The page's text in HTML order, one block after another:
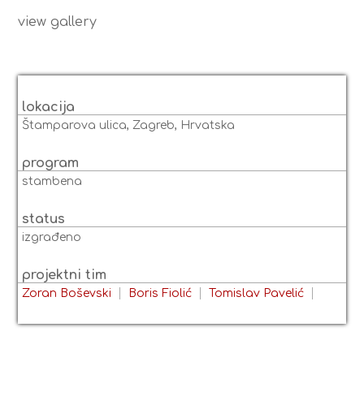
view gallery
lokacija
Štamparova ulica, Zagreb, Hrvatska
program
stambena
status
izgrađeno
projektni tim
Zoran Boševski Boris Fiolić Tomislav Pavelić